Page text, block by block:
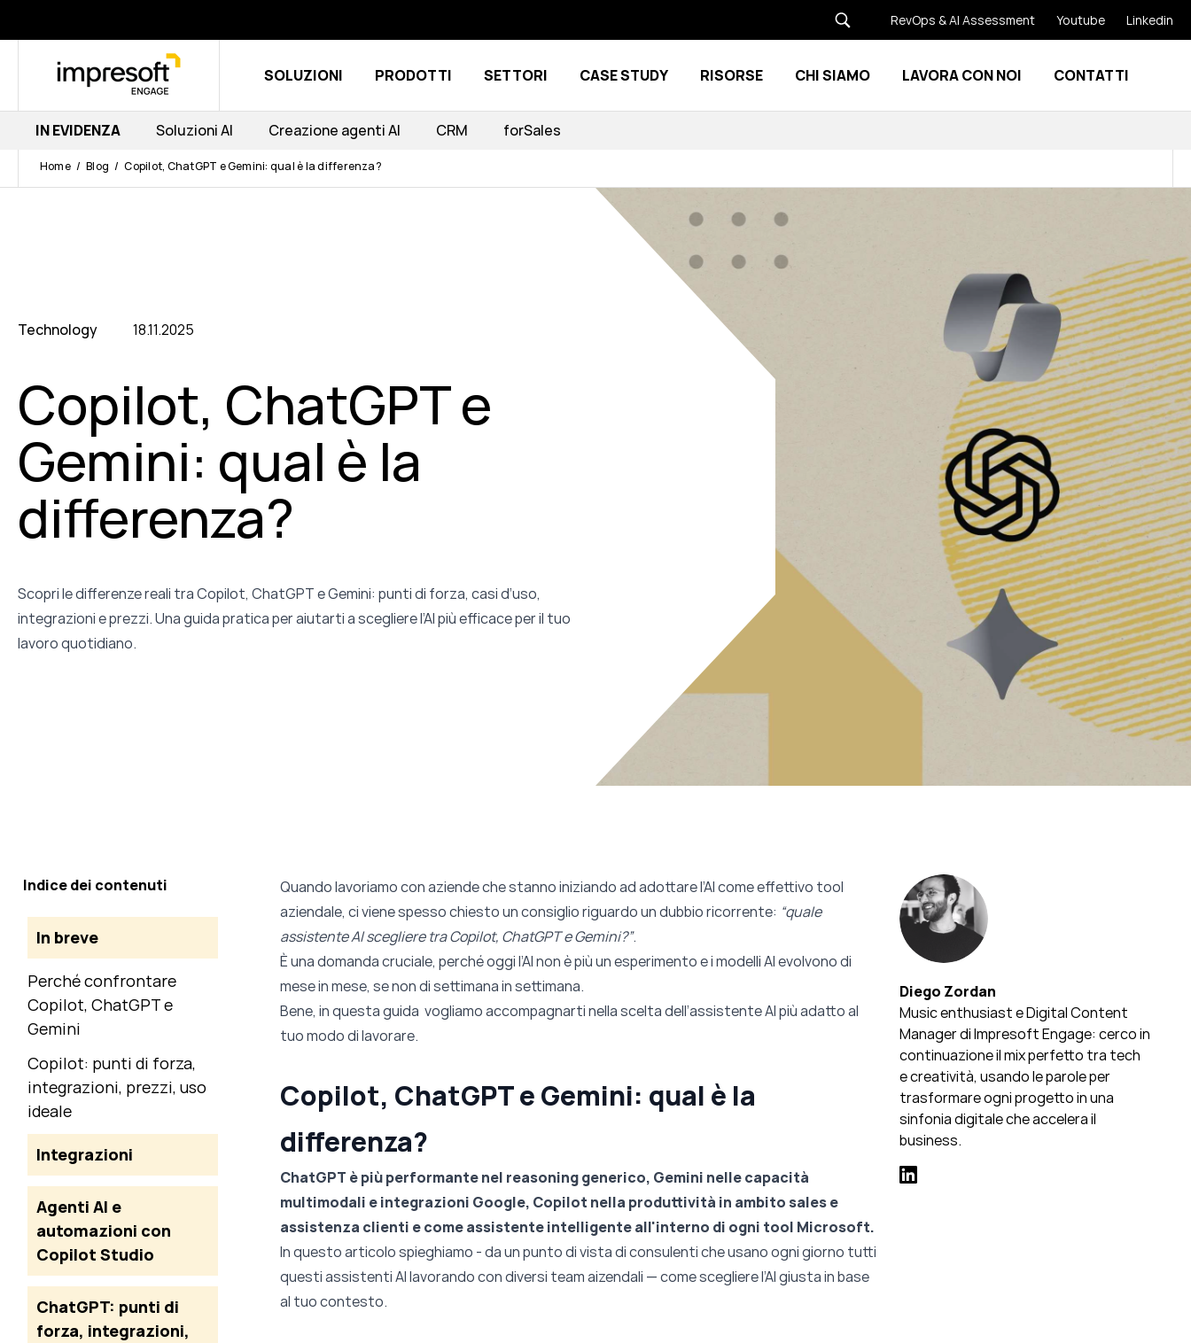
RevOps & AI Assessment Youtube Linkedin
SOLUZIONI PRODOTTI Show submenu for Prodotti
SETTORI Show submenu for Settori
CASE STUDY RISORSE Show submenu for Risorse
CHI SIAMO Show submenu for Chi siamo
LAVORA CON NOI CONTATTI
IN EVIDENZA Soluzioni AI Creazione agenti AI CRM forSales
Home Blog Copilot, ChatGPT e Gemini: qual è la differenza?
Technology 18.11.2025
Copilot, ChatGPT e
Gemini: qual è la
differenza?
Scopri le differenze reali tra Copilot, ChatGPT e Gemini: punti di forza, casi d’uso,
integrazioni e prezzi. Una guida pratica per aiutarti a scegliere l’AI più efficace per il tuo
lavoro quotidiano.
Indice dei contenuti
In breve
Perché confrontare
Copilot, ChatGPT e
Gemini
Copilot: punti di forza,
integrazioni, prezzi, uso
ideale
Integrazioni
Agenti AI e
automazioni con
Copilot Studio
ChatGPT: punti di
forza, integrazioni,
Quando lavoriamo con aziende che stanno iniziando ad adottare l’AI come effettivo tool
aziendale, ci viene spesso chiesto un consiglio riguardo un dubbio ricorrente: “quale
assistente AI scegliere tra Copilot, ChatGPT e Gemini?”.
È una domanda cruciale, perché oggi l’AI non è più un esperimento e i modelli AI evolvono di
mese in mese, se non di settimana in settimana.
Bene, in questa guida vogliamo accompagnarti nella scelta dell’assistente AI più adatto al
tuo modo di lavorare.
Copilot, ChatGPT e Gemini: qual è la
differenza?
ChatGPT è più performante nel reasoning generico, Gemini nelle capacità
multimodali e integrazioni Google, Copilot nella produttività in ambito sales e
assistenza clienti e come assistente intelligente all'interno di ogni tool Microsoft.
In questo articolo spieghiamo - da un punto di vista di consulenti che usano ogni giorno tutti
questi assistenti AI lavorando con diversi team aizendali — come scegliere l’AI giusta in base
al tuo contesto.
Diego Zordan
Music enthusiast e Digital Content
Manager di Impresoft Engage: cerco in
continuazione il mix perfetto tra tech
e creatività, usando le parole per
trasformare ogni progetto in una
sinfonia digitale che accelera il
business.